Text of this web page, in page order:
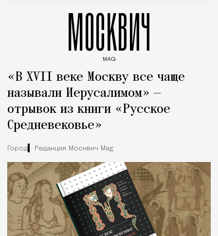
МОСКВИЧ
MAG
«В XVII веке Москву все чаще
называли Иерусалимом» —
отрывок из книги «Русское
Средневековье»
Город Редакция Москвич Mag